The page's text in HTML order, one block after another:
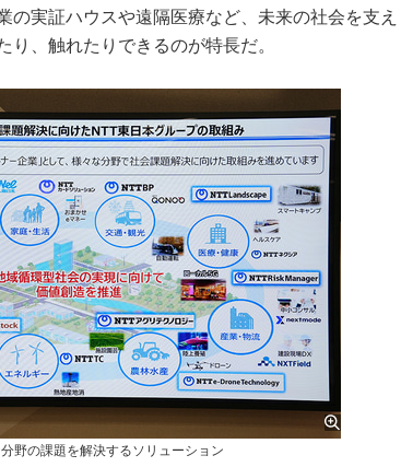
の実証ハウスや遠隔医療など、未来の社会を支え
り、触れたりできるのが特長だ。
野の課題を解決するソリューション